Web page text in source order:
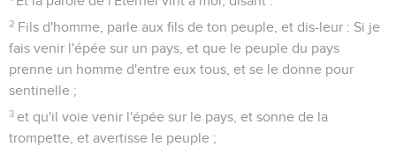
2 Fils d'homme, parle aux fils de ton peuple, et dis-leur : Si je
fais venir l'épée sur un pays, et que le peuple du pays
prenne un homme d'entre eux tous, et se le donne pour
sentinelle ;
3 et qu'il voie venir l'épée sur le pays, et sonne de la
trompette, et avertisse le peuple ;